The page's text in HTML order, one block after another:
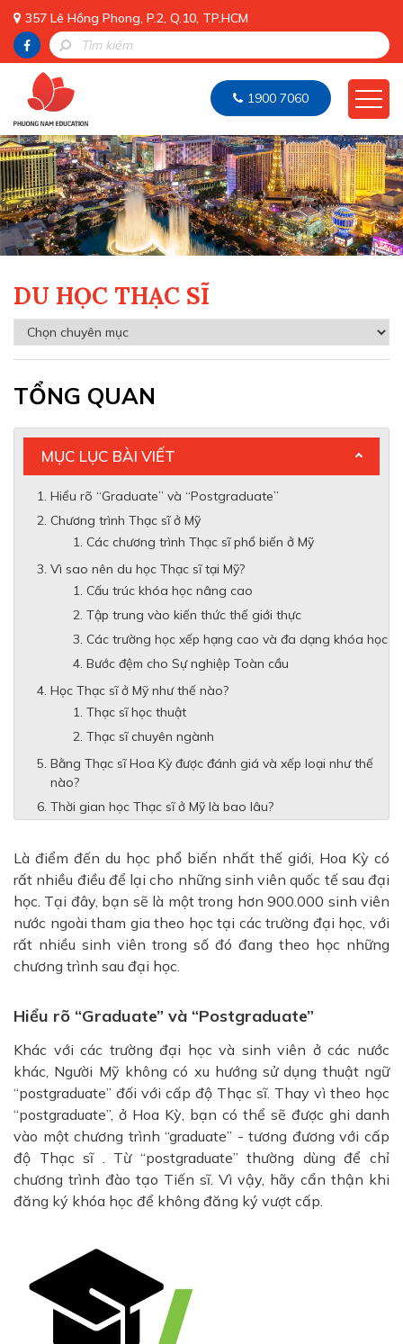
357 Lê Hồng Phong, P.2, Q.10, TP.HCM
1900 7060
DU HỌC THẠC SĨ
TỔNG QUAN
MỤC LỤC BÀI VIẾT
Hiểu rõ “Graduate” và “Postgraduate”
Chương trình Thạc sĩ ở Mỹ
Các chương trình Thạc sĩ phổ biến ở Mỹ
Vì sao nên du học Thạc sĩ tại Mỹ?
Cấu trúc khóa học nâng cao
Tập trung vào kiến ​​thức thế giới thực
Các trường học xếp hạng cao và đa dạng khóa học
Bước đệm cho Sự nghiệp Toàn cầu
Học Thạc sĩ ở Mỹ như thế nào?
Thạc sĩ học thuật
Thạc sĩ chuyên ngành
Bằng Thạc sĩ Hoa Kỳ được đánh giá và xếp loại như thế
nào?
Thời gian học Thạc sĩ ở Mỹ là bao lâu?
Là điểm đến du học phổ biến nhất thế giới, Hoa Kỳ có
rất nhiều điều để lại cho những sinh viên quốc tế sau đại
học. Tại đây, bạn sẽ là một trong hơn 900.000 sinh viên
nước ngoài tham gia theo học tại các trường đại học, với
rất nhiều sinh viên trong số đó đang theo học những
chương trình sau đại học.
Hiểu rõ “Graduate” và “Postgraduate”
Khác với các trường đại học và sinh viên ở các nước
khác, Người Mỹ không có xu hướng sử dụng thuật ngữ
“postgraduate” đối với cấp độ Thạc sĩ. Thay vì theo học
“postgraduate”, ở Hoa Kỳ, bạn có thể sẽ được ghi danh
vào một chương trình “graduate” - tương đương với cấp
độ Thạc sĩ . Từ “postgraduate” thường dùng để chỉ
chương trình đào tạo Tiến sĩ. Vì vậy, hãy cẩn thận khi
đăng ký khóa học để không đăng ký vượt cấp.